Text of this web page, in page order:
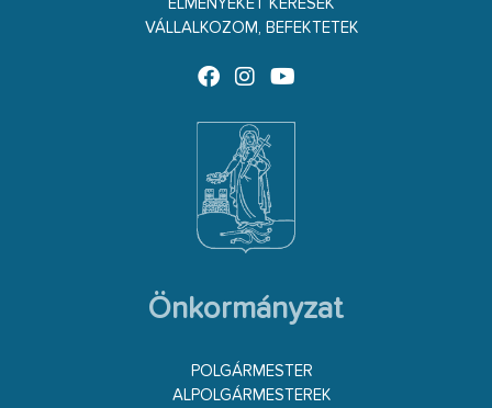
ÉLMÉNYEKET KERESEK
VÁLLALKOZOM, BEFEKTETEK
Önkormányzat
POLGÁRMESTER
ALPOLGÁRMESTEREK